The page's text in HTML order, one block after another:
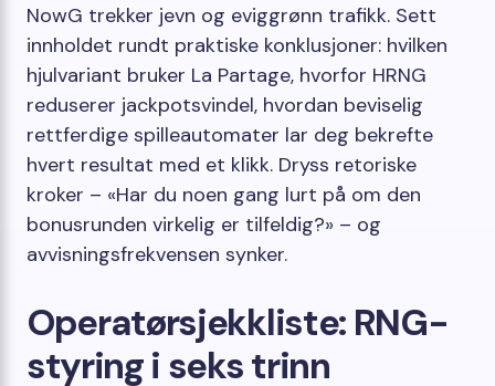
NowG trekker jevn og eviggrønn trafikk. Sett
innholdet rundt praktiske konklusjoner: hvilken
hjulvariant bruker La Partage, hvorfor HRNG
reduserer jackpotsvindel, hvordan beviselig
rettferdige spilleautomater lar deg bekrefte
hvert resultat med et klikk. Dryss retoriske
kroker – «Har du noen gang lurt på om den
bonusrunden virkelig er tilfeldig?» – og
avvisningsfrekvensen synker.
Operatørsjekkliste: RNG-
styring i seks trinn